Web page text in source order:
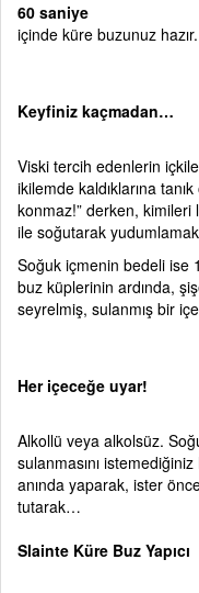
60 saniye
içinde küre buzunuz hazır.
Keyfiniz kaçmadan…
Viski tercih edenlerin
ikilemde kaldıklarına
konmaz!” derken, kimileri
ile soğutarak
Soğuk içmenin bedeli ise
buz küplerinin ardında,
seyrelmiş, sulanmış bir
Her içeceğe uyar!
Alkollü veya alkolsüz.
sulanmasını
anında yaparak, ister
tutarak…
Slainte Küre Buz Yapıcı